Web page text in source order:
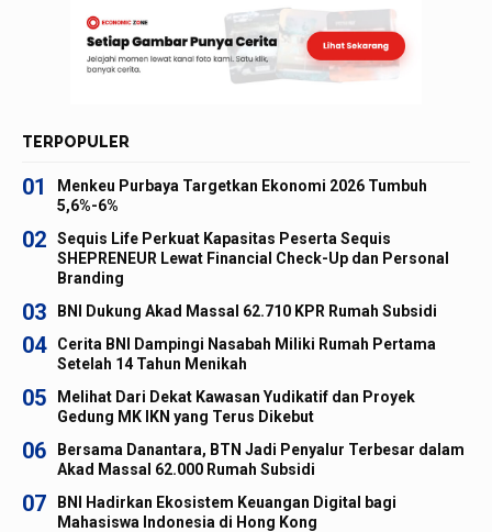
TERPOPULER
01
Menkeu Purbaya Targetkan Ekonomi 2026 Tumbuh
5,6%-6%
02
Sequis Life Perkuat Kapasitas Peserta Sequis
SHEPRENEUR Lewat Financial Check-Up dan Personal
Branding
03 BNI Dukung Akad Massal 62.710 KPR Rumah Subsidi
04
Cerita BNI Dampingi Nasabah Miliki Rumah Pertama
Setelah 14 Tahun Menikah
05
Melihat Dari Dekat Kawasan Yudikatif dan Proyek
Gedung MK IKN yang Terus Dikebut
06
Bersama Danantara, BTN Jadi Penyalur Terbesar dalam
Akad Massal 62.000 Rumah Subsidi
07
BNI Hadirkan Ekosistem Keuangan Digital bagi
Mahasiswa Indonesia di Hong Kong